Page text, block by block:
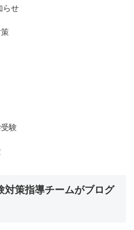
らせ
験
対策指導チームがブログ